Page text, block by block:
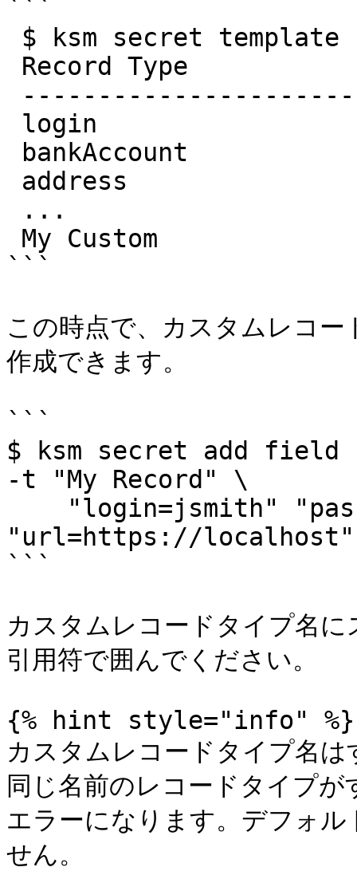
```
```
この時点で、カスタムレコ
作成できます。
```
$ ksm secret add field
-t "My Record" \
"url=https://localhost"
```
カスタムレコードタイプ名
引用符で囲んでください。
{% hint style="info" %}
カスタムレコードタイプ名
同じ名前のレコードタイプ
エラーになります。デフォ
せん。